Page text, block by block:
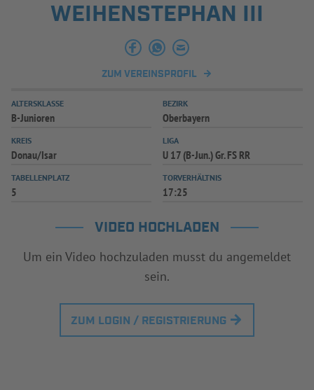
WEIHENSTEPHAN III
ZUM VEREINSPROFIL
ALTERSKLASSE
B-Junioren
BEZIRK
Oberbayern
KREIS
Donau/Isar
LIGA
U 17 (B-Jun.) Gr. FS RR
TABELLENPLATZ
5
TORVERHÄLTNIS
17:25
VIDEO HOCHLADEN
Um ein Video hochzuladen musst du angemeldet
sein.
ZUM LOGIN / REGISTRIERUNG